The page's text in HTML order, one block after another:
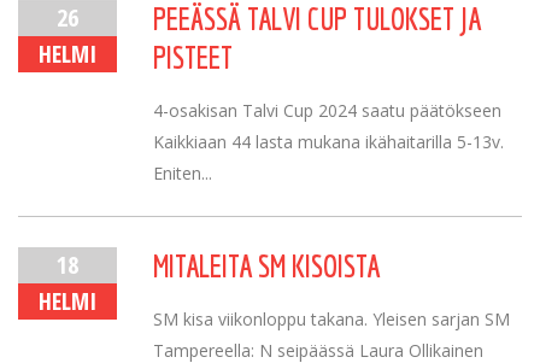
26
HELMI
PEEÄSSÄ TALVI CUP TULOKSET JA
PISTEET
4-osakisan Talvi Cup 2024 saatu päätökseen
Kaikkiaan 44 lasta mukana ikähaitarilla 5-13v.
Eniten...
18
HELMI
MITALEITA SM KISOISTA
SM kisa viikonloppu takana. Yleisen sarjan SM
Tampereella: N seipäässä Laura Ollikainen